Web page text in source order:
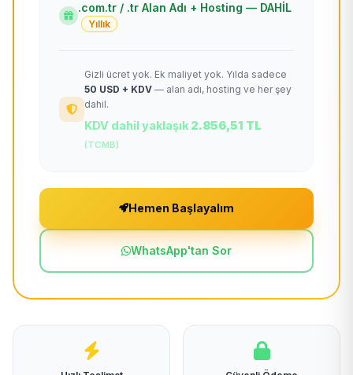
.com.tr / .tr Alan Adı + Hosting — DAHİL
Yıllık
Gizli ücret yok. Ek maliyet yok. Yılda sadece
50 USD + KDV — alan adı, hosting ve her şey
dahil.
KDV dahil yaklaşık 2.856,51 TL
(TCMB)
Hemen Başlayalım
WhatsApp'tan Sor